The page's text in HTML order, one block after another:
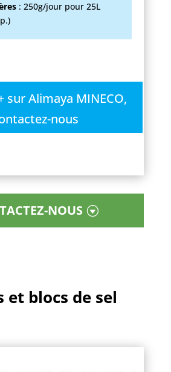
: 250g/jour pour 25L
sur Alimaya MINECO,
nous
NOUS
et blocs de sel